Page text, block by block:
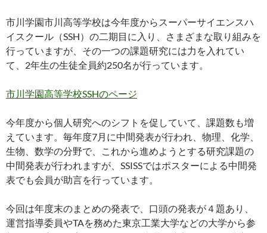
市川学園市川高等学校は今年度からスーパーサイエンスハ
イスクール（SSH）の二期目に入り、さまざまな取り組みを
行っていますが、その一つの課題研究には力を入れてい
て、2年生の生徒全員約250名が行っています。
市川学園高等学校SSHのページ
今年度から個人研究へのシフトを促していて、課題数も増
えています。毎年度7月に中間発表が行われ、物理、化学、
生物、数学の分野で、これから進めようとする研究課題の
中間発表が行われますが、SSISSではポスターによる中間発
表でも会員が助言を行っています。
今回は年度末のまとめの発表で、口頭の発表が４題あり、
運営指導委員やTAを務めた東京工業大学などの大学から参